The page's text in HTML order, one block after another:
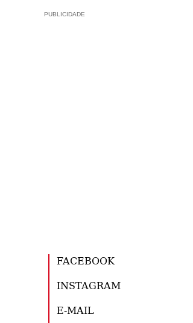
PUBLICIDADE
FACEBOOK
INSTAGRAM
E-MAIL